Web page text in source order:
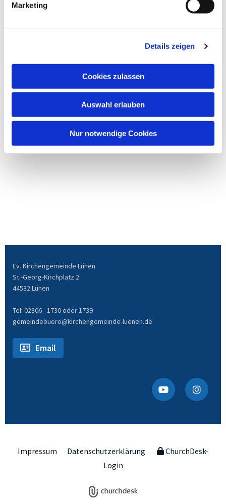
Marketing
Details zeigen
Cookies zulassen
Auswahl erlauben
Nur notwendige Cookies
Ev. Kirchengemeinde Lünen
St.-Georg-Kirchplatz 2
44532 Lünen
Tel: 02306 - 1730 oder 1739
gemeindebuero@kirchengemeinde-luenen.de
Email
Impressum Datenschutzerklärung
ChurchDesk-
Login